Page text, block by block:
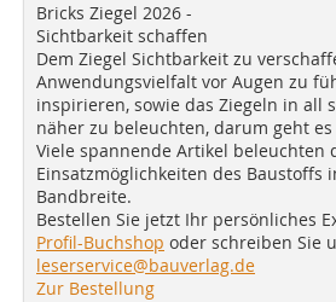
Bricks Ziegel 2026 -
Sichtbarkeit schaffen
Dem Ziegel Sichtbarkeit zu
Anwendungsvielfalt vor Augen zu
inspirieren, sowie das Ziegeln in all
näher zu beleuchten, darum geht
Viele spannende Artikel beleuchten
Einsatzmöglichkeiten des Baustoffs
Bandbreite.
Bestellen Sie jetzt Ihr persönliches
Profil-Buchshop oder schreiben Sie
leserservice@bauverlag.de
Zur Bestellung